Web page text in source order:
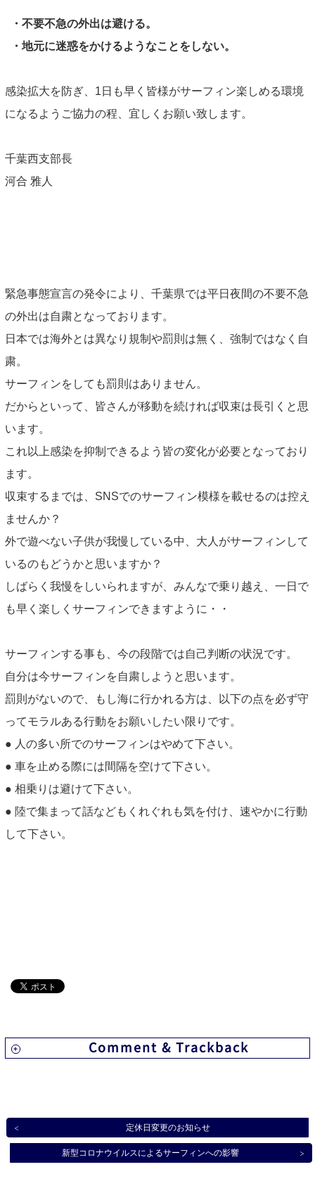
・不要不急の外出は避ける。
・地元に迷惑をかけるようなことをしない。
感染拡大を防ぎ、1日も早く皆様がサーフィン楽しめる環境
になるようご協力の程、宜しくお願い致します。
千葉西支部長
河合 雅人
緊急事態宣言の発令により、千葉県では平日夜間の不要不急
の外出は自粛となっております。
日本では海外とは異なり規制や罰則は無く、強制ではなく自
粛。
サーフィンをしても罰則はありません。
だからといって、皆さんが移動を続ければ収束は長引くと思
います。
これ以上感染を抑制できるよう皆の変化が必要となっており
ます。
収束するまでは、SNSでのサーフィン模様を載せるのは控え
ませんか？
外で遊べない子供が我慢している中、大人がサーフィンして
いるのもどうかと思いますか？
しばらく我慢をしいられますが、みんなで乗り越え、一日で
も早く楽しくサーフィンできますように・・
サーフィンする事も、今の段階では自己判断の状況です。
自分は今サーフィンを自粛しようと思います。
罰則がないので、もし海に行かれる方は、以下の点を必ず守
ってモラルある行動をお願いしたい限りです。
● 人の多い所でのサーフィンはやめて下さい。
● 車を止める際には間隔を空けて下さい。
● 相乗りは避けて下さい。
● 陸で集まって話などもくれぐれも気を付け、速やかに行動
して下さい。
Comment & Trackback
定休日変更のお知らせ
新型コロナウイルスによるサーフィンへの影響